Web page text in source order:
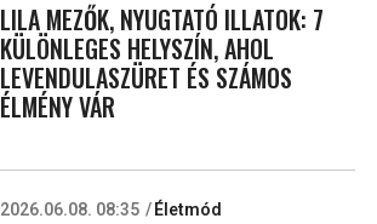
LILA MEZŐK, NYUGTATÓ ILLATOK: 7
KÜLÖNLEGES HELYSZÍN, AHOL
LEVENDULASZÜRET ÉS SZÁMOS
ÉLMÉNY VÁR
2026.06.08. 08:35 Életmód